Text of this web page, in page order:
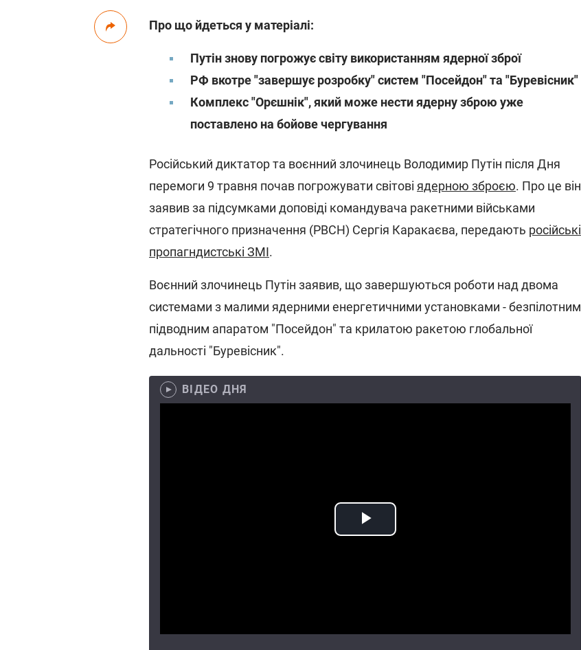
Про що йдеться у матеріалі:
Путін знову погрожує світу використанням ядерної зброї
РФ вкотре "завершує розробку" систем "Посейдон" та "Буревісник"
Комплекс "Орєшнік", який може нести ядерну зброю уже
поставлено на бойове чергування
Російський диктатор та воєнний злочинець Володимир Путін після Дня
перемоги 9 травня почав погрожувати світові ядерною зброєю. Про це він
заявив за підсумками доповіді командувача ракетними військами
стратегічного призначення (РВСН) Сергія Каракаєва, передають російські
пропагндистські ЗМІ.
Воєнний злочинець Путін заявив, що завершуються роботи над двома
системами з малими ядерними енергетичними установками - безпілотним
підводним апаратом "Посейдон" та крилатою ракетою глобальної
дальності "Буревісник".
ВІДЕО ДНЯ